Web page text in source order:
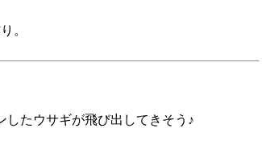
。
したウサギが飛び出してきそう♪